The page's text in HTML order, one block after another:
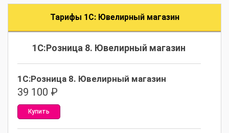
Тарифы 1С: Ювелирный магазин
1С:Розница 8. Ювелирный магазин
1С:Розница 8. Ювелирный магазин
39 100 ₽
Купить